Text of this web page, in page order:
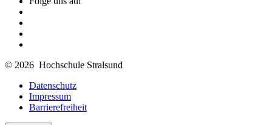
© 2026 Hochschule Stralsund
Datenschutz
Impressum
Barrierefreiheit